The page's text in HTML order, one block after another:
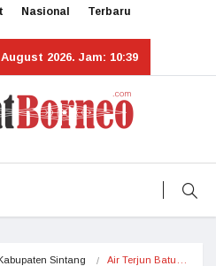
Nasional Terbaru
2026. Jam: 10:39
Sintang Air Terjun Batu…